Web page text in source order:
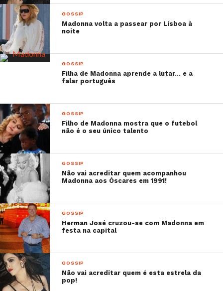
GOSSIP
Madonna volta a passear por Lisboa à
noite
GOSSIP
Filha de Madonna aprende a lutar… e a
falar português
GOSSIP
Filho de Madonna mostra que o futebol
não é o seu único talento
GOSSIP
Não vai acreditar quem acompanhou
Madonna aos Óscares em 1991!
GOSSIP
Herman José cruzou-se com Madonna em
festa na capital
GOSSIP
Não vai acreditar quem é esta estrela da
pop!